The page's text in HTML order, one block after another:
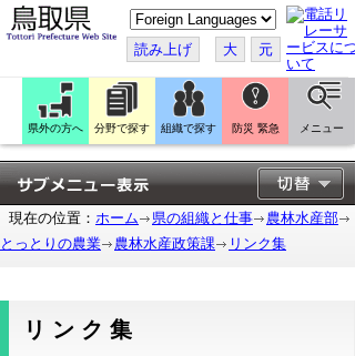
こ
の
ペ
ー
ジ
翻
訳
す
る
読み上げ 大 元
県外の方へ 分野で探す 組織で探す 防災 緊急 メニュー
現在の位置： ホーム 県の組織と仕事
農林水産部
とっとりの農業
農林水産政策課 リンク集
リンク集